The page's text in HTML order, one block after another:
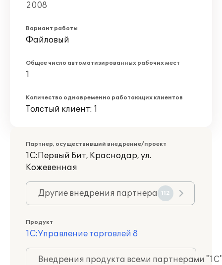
2008
Вариант работы
Файловый
Общее число автоматизированных рабочих мест
1
Количество одновременно работающих клиентов
Толстый клиент: 1
Партнер, осуществивший внедрение/проект
1С:Первый Бит, Краснодар, ул.
Кожевенная
Другие внедрения партнера 112
Продукт
1С:Управление торговлей 8
Внедрения продукта всеми партнерами